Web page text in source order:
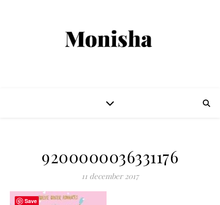
9200000036331176
11 december 2017
Save